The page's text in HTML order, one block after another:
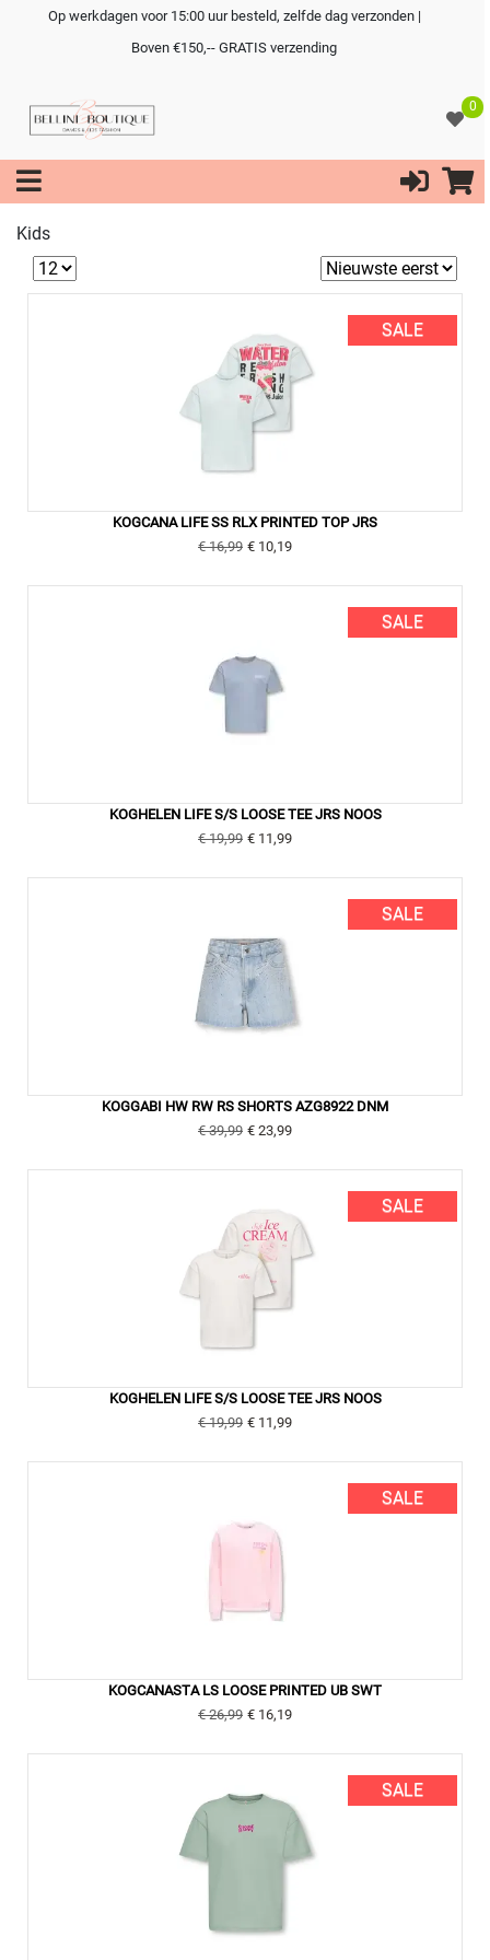
Op werkdagen voor 15:00 uur besteld, zelfde dag verzonden |
Boven €150,-- GRATIS verzending
0
Kids
SALE
KOGCANA LIFE SS RLX PRINTED TOP JRS
€ 16,99 € 10,19
SALE
KOGHELEN LIFE S/S LOOSE TEE JRS NOOS
€ 19,99 € 11,99
SALE
KOGGABI HW RW RS SHORTS AZG8922 DNM
€ 39,99 € 23,99
SALE
KOGHELEN LIFE S/S LOOSE TEE JRS NOOS
€ 19,99 € 11,99
SALE
KOGCANASTA LS LOOSE PRINTED UB SWT
€ 26,99 € 16,19
SALE